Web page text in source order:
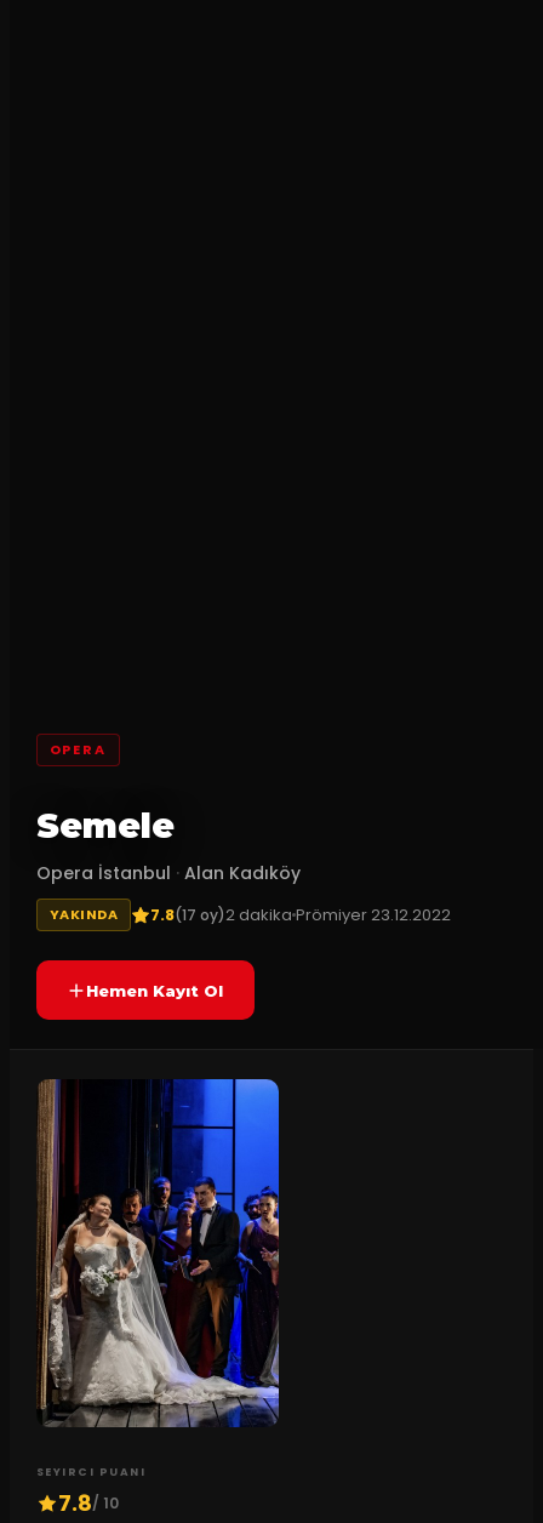
OPERA
Semele
Opera İstanbul · Alan Kadıköy
YAKINDA 7.8(17 oy)2 dakikaPrömiyer 23.12.2022
Hemen Kayıt Ol
SEYIRCI PUANI
7.8/ 10